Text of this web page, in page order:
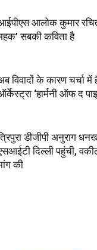
आलोक कुमार
सबकी कविता है
विवादों के कारण चर्चा
‘हार्मनी ऑफ द
डीजीपी अनुराग
दिल्ली पहुंची,
की